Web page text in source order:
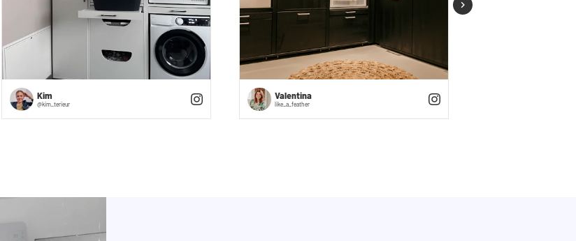
Kim
@kim_terieur
Valentina
like_a_feather